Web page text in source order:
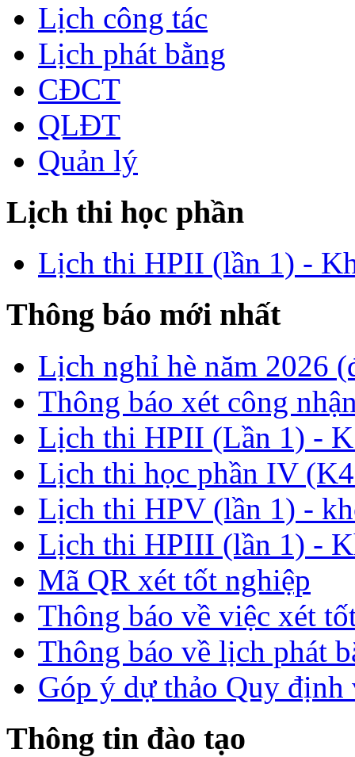
Lịch công tác
Lịch phát bằng
CĐCT
QLĐT
Quản lý
Lịch thi học phần
Lịch thi HPII (lần 1) -
Thông báo mới nhất
Lịch nghỉ hè năm 2026
Thông báo xét công
Lịch thi HPII (Lần 1) -
Lịch thi học phần IV
Lịch thi HPV (lần 1) -
Lịch thi HPIII (lần 1) -
Mã QR xét tốt nghiệp
Thông báo về việc xét
Thông báo về lịch phát
Góp ý dự thảo Quy định
Thông tin đào tạo